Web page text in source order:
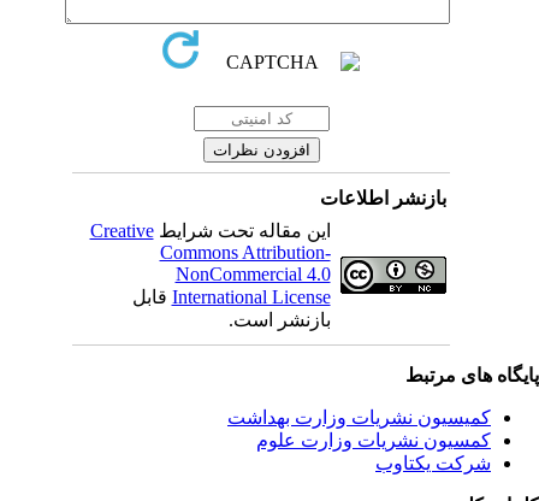
بازنشر اطلاعات
این مقاله تحت شرایطCreative
Commons Attribution-
NonCommercial 4.0
International Licenseقابل
بازنشر است.
های مرتبط
کمیسیون نشریات وزارت بهداشت
کمسیون نشریات وزارت علوم
شرکت یکتاوب